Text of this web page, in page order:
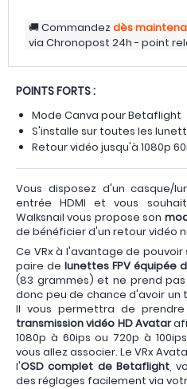
Commandezdès
via Chronopost 24h - point
POINTS FORTS :
Mode Canva pour Betaflight
S'installe sur toutes les
Retour vidéo jusqu'à 1080p
Vous disposez d'un casque/
entrée HDMI et vous
Walksnail vous propose son
de bénéficier d'un retour vidéo
Ce VRx à l'avantage de
paire delunettes FPV équipée
(83 grammes) et ne prend
donc peu de chance d'avoir un
Il vous permettra de
transmission vidéo HD Avatar
1080p à 60ips ou 720p à
vous allez associer. Le VRx
l'OSD complet de Betaflight,
des réglages facilement via